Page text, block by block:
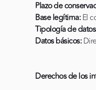
Plazo de
Base legítima:El
Tipología de
Datos básicos:
Derechos de los